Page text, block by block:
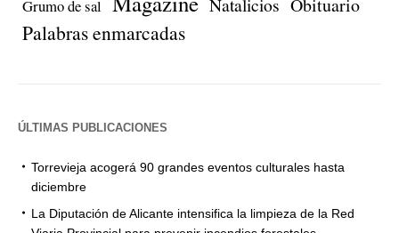
Grumo de sal Natalicios Obituario
Palabras enmarcadas
ÚLTIMAS PUBLICACIONES
Torrevieja acogerá 90 grandes eventos culturales hasta
diciembre
La Diputación de Alicante intensifica la limpieza de la Red